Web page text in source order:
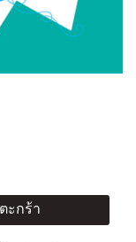
ะกร้า